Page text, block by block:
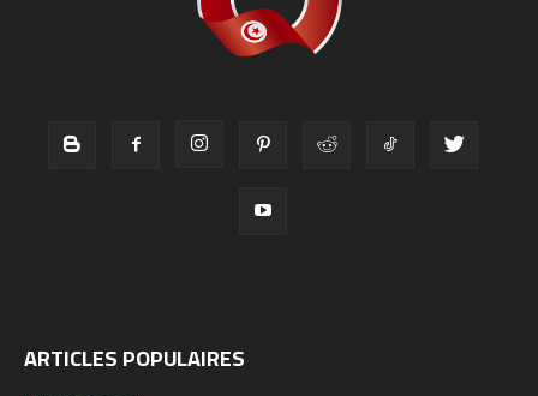
ARTICLES POPULAIRES